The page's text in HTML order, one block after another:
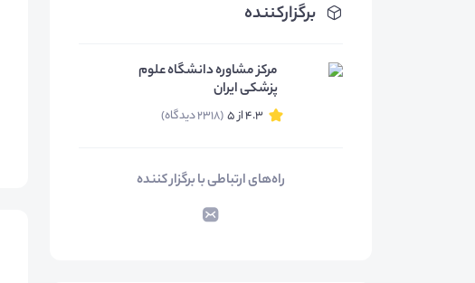
برگزارکننده
مرکز مشاوره دانشگاه علوم
پزشکی ایران
4.3 از 5 (2318 دیدگاه)
راه‌های ارتباطی با برگزار کننده